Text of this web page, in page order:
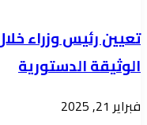
الوثيقة الدستورية
فبراير 21, 2025